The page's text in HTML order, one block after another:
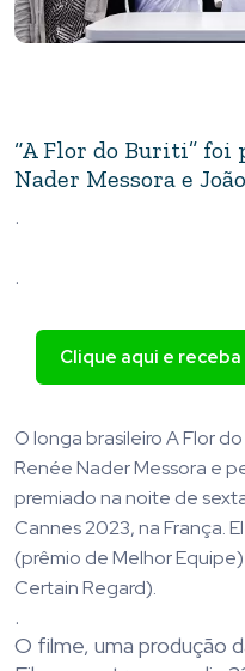
“A Flor do Buriti” foi
Nader Messora e
.
.
Clique aqui e
O longa brasileiro A Flor
Renée Nader Messora e
premiado na noite de
Cannes 2023, na França.
(prêmio de Melhor
Certain Regard).
.
O filme, uma produção